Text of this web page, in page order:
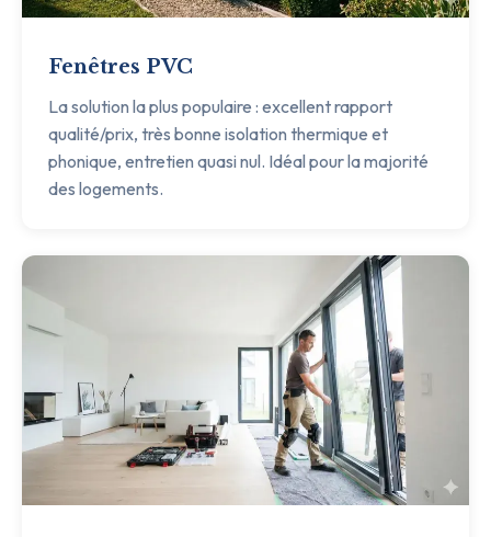
Fenêtres PVC
La solution la plus populaire : excellent rapport
qualité/prix, très bonne isolation thermique et
phonique, entretien quasi nul. Idéal pour la majorité
des logements.